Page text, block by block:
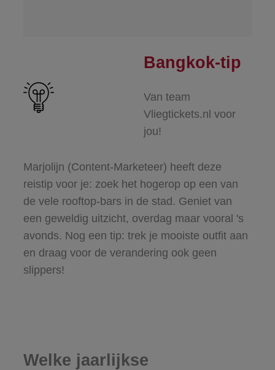
Bangkok-tip
Van team
Vliegtickets.nl voor
jou!
Marjolijn (Content-Marketeer) heeft deze
reistip voor je: zoek het hogerop op een van
de vele rooftop-bars in de stad. Geniet van
een geweldig uitzicht, overdag maar vooral 's
avonds. Nog een tip: trek je mooiste outfit aan
en draag voor de verandering ook geen
slippers!
Welke jaarlijkse